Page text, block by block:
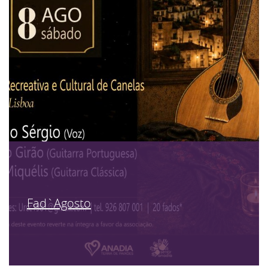
Fad`Agosto